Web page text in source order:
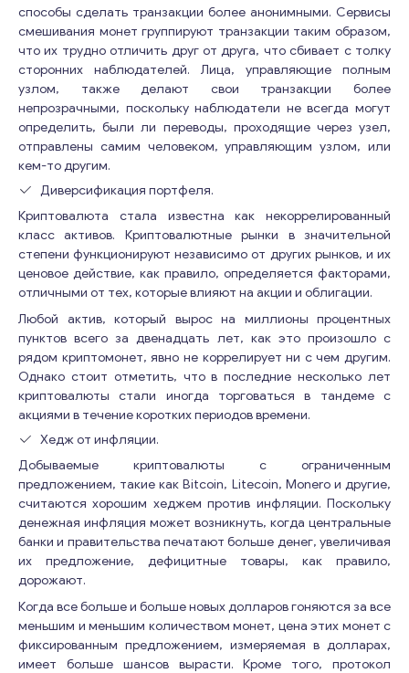
к
о
е
н
т
а
р
и
и
а
ш
и
Свяжитесь со мной
способы сделать транзакции более анонимными. Сервисы
смешивания монет группируют транзакции таким образом,
что их трудно отличить друг от друга, что сбивает с толку
сторонних наблюдателей. Лица, управляющие полным
узлом, также делают свои транзакции более
непрозрачными, поскольку наблюдатели не всегда могут
определить, были ли переводы, проходящие через узел,
отправлены самим человеком, управляющим узлом, или
кем-то другим.
Диверсификация портфеля.
Криптовалюта стала известна как некоррелированный
класс активов. Криптовалютные рынки в значительной
степени функционируют независимо от других рынков, и их
ценовое действие, как правило, определяется факторами,
отличными от тех, которые влияют на акции и облигации.
Любой актив, который вырос на миллионы процентных
пунктов всего за двенадцать лет, как это произошло с
рядом криптомонет, явно не коррелирует ни с чем другим.
Однако стоит отметить, что в последние несколько лет
криптовалюты стали иногда торговаться в тандеме с
акциями в течение коротких периодов времени.
Хедж от инфляции.
Добываемые криптовалюты с ограниченным
предложением, такие как Bitcoin, Litecoin, Monero и другие,
считаются хорошим хеджем против инфляции. Поскольку
денежная инфляция может возникнуть, когда центральные
банки и правительства печатают больше денег, увеличивая
их предложение, дефицитные товары, как правило,
дорожают.
Когда все больше и больше новых долларов гоняются за все
меньшим и меньшим количеством монет, цена этих монет с
фиксированным предложением, измеряемая в долларах,
имеет больше шансов вырасти. Кроме того, протокол